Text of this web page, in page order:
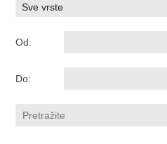
Od:
Do: